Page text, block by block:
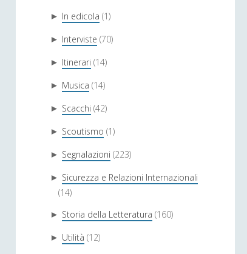
► In edicola (1)
► Interviste (70)
► Itinerari (14)
► Musica (14)
► Scacchi (42)
► Scoutismo (1)
► Segnalazioni (223)
► Sicurezza e Relazioni Internazionali
(14)
► Storia della Letteratura (160)
► Utilità (12)